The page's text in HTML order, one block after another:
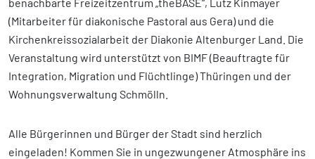
(Mitarbeiter für diakonische Pastoral aus Gera) und die
Kirchenkreissozialarbeit der Diakonie Altenburger Land. Die
Veranstaltung wird unterstützt von BIMF (Beauftragte für
Integration, Migration und Flüchtlinge) Thüringen und der
Wohnungsverwaltung Schmölln.
Alle Bürgerinnen und Bürger der Stadt sind herzlich
eingeladen! Kommen Sie in ungezwungener Atmosphäre ins